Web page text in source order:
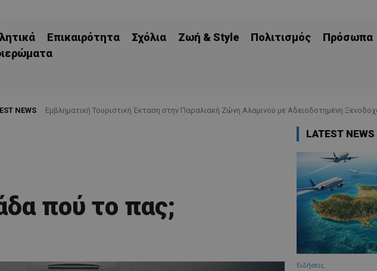
Επικαιρότητα Σχόλια Ζωή & Style Πολιτισμός Πρόσωπα
NEWS
Εμβληματική Τουριστική Έκταση στην Παραλιακή Ζώνη Αλαμινού με Αδειοδοτημένη
πού το πας;
LATEST NEWS
Ειδήσεις